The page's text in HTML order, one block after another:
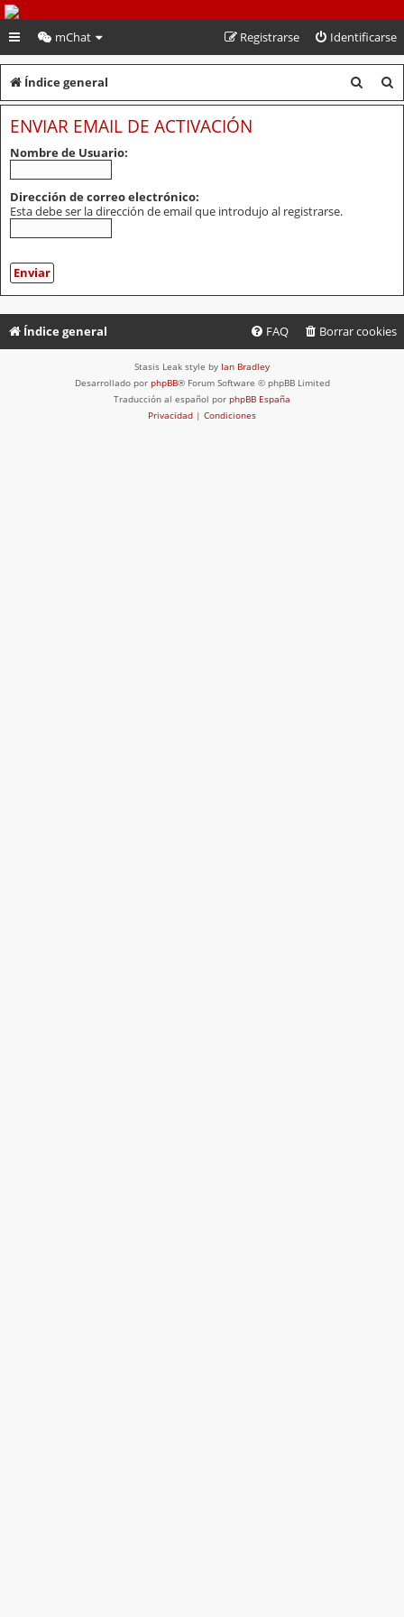
PeruVoley.com
mChat Identificarse
Registrarse
Índice general
u
u
ENVIAR EMAIL DE ACTIVACIÓN
Nombre de Usuario:
Dirección de correo electrónico:
Esta debe ser la dirección de email que introdujo al registrarse.
Índice general Borrar cookies
FAQ
Stasis Leak style by Ian Bradley
Desarrollado por phpBB® Forum Software © phpBB Limited
Traducción al español por phpBB España
Privacidad | Condiciones